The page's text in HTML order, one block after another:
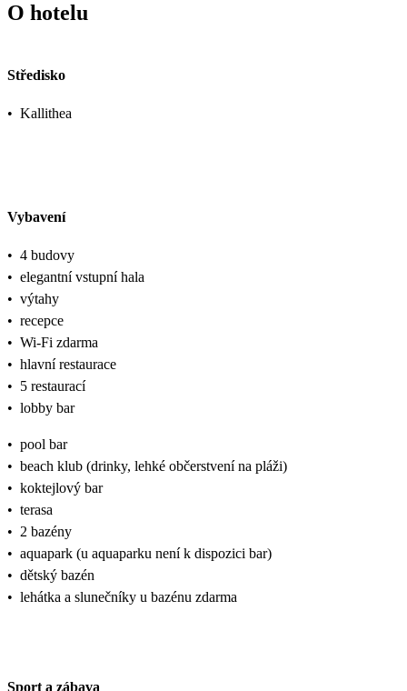
O hotelu
Středisko
• Kallithea
Vybavení
• 4 budovy
• elegantní vstupní hala
• výtahy
• recepce
• Wi-Fi zdarma
• hlavní restaurace
• 5 restaurací
• lobby bar
• pool bar
• beach klub (drinky, lehké občerstvení na pláži)
• koktejlový bar
• terasa
• 2 bazény
• aquapark (u aquaparku není k dispozici bar)
• dětský bazén
• lehátka a slunečníky u bazénu zdarma
Sport a zábava